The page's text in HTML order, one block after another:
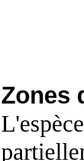
Zones
L'espèce